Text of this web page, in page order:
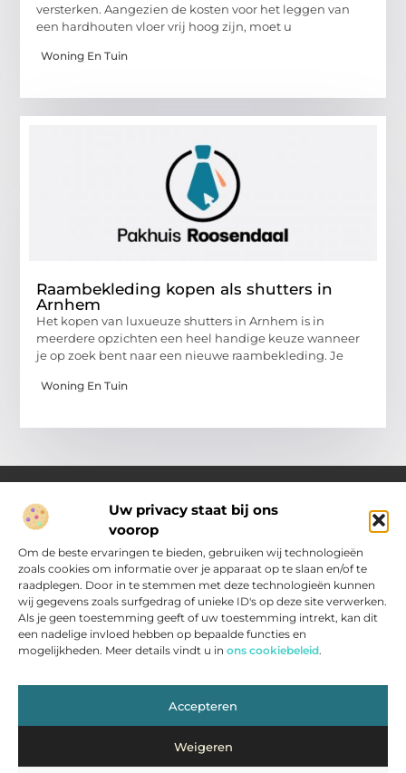
Uw privacy staat bij ons
voorop
Om de beste ervaringen te bieden, gebruiken wij technologieën
zoals cookies om informatie over je apparaat op te slaan en/of te
raadplegen. Door in te stemmen met deze technologieën kunnen
wij gegevens zoals surfgedrag of unieke ID's op deze site verwerken.
Als je geen toestemming geeft of uw toestemming intrekt, kan dit
een nadelige invloed hebben op bepaalde functies en
mogelijkheden. Meer details vindt u in ons cookiebeleid.
Accepteren
Weigeren
versterken. Aangezien de kosten voor het leggen van
een hardhouten vloer vrij hoog zijn, moet u
Woning En Tuin
Raambekleding kopen als shutters in
Arnhem
Het kopen van luxueuze shutters in Arnhem is in
meerdere opzichten een heel handige keuze wanneer
je op zoek bent naar een nieuwe raambekleding. Je
Woning En Tuin
Over Pakhuisroosendaal.nl
Jouw gids voor inspiratie en tips uit het dagelijks leven.
Ontdek een brede verzameling blogs en artikelen die je helpen
om het meeste uit elke dag te halen, met praktische adviezen
en verrassende inzichten.
Main Links
Bericht categorie